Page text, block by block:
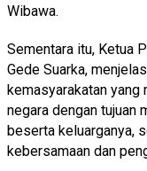
Wibawa.
Sementara itu, Ketua
Gede Suarka,
kemasyarakatan yang
negara dengan tujuan
beserta keluarganya,
kebersamaan dan